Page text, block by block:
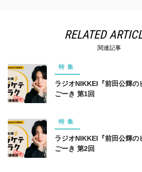
RELATED
関連記事
特集
ラジオNIKKEI『前田公輝の
ごーき 第1回
特集
ラジオNIKKEI『前田公輝の
ごーき 第2回